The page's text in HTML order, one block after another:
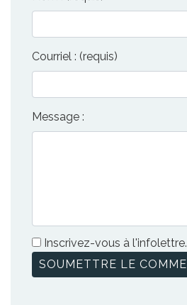
Courriel : (requis)
Message :
Inscrivez-vous à l'infolettre.